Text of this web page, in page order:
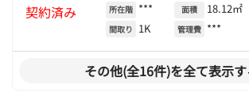
契約済み 所在階 ***
間取り 1K
面積 18.12㎡
管理費 ***
その他(全16件)を全て表示